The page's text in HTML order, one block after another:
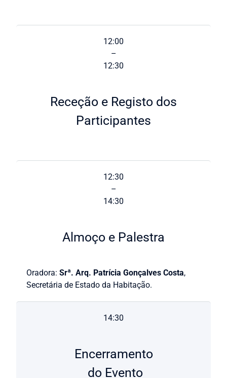
12:00
–
12:30
Receção e Registo dos
Participantes
12:30
–
14:30
Almoço e Palestra
Oradora:Srª. Arq. Patrícia Gonçalves Costa,
Secretária de Estado da Habitação.
14:30
Encerramento
do Evento